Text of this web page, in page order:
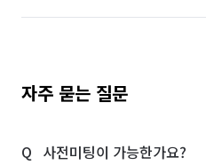
자주 묻는 질문
사전미팅이 가능한가요?